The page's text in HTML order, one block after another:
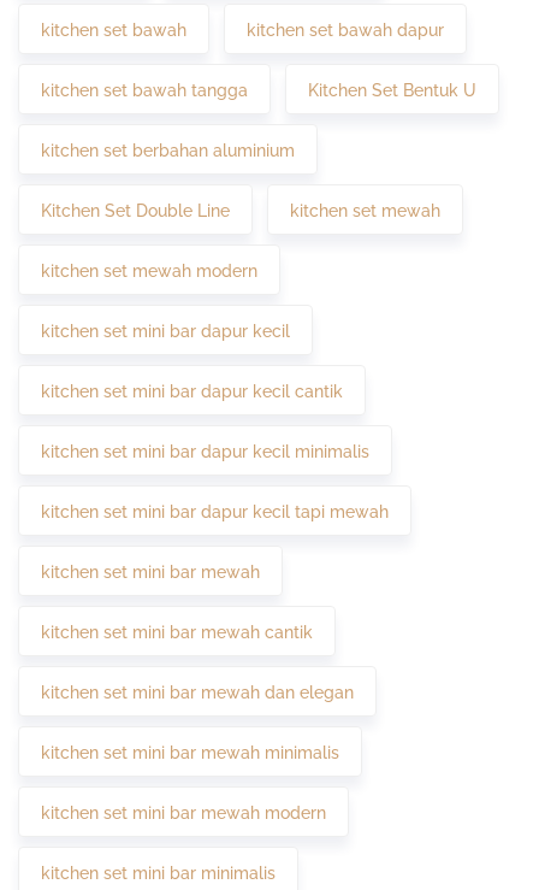
kitchen set bawah kitchen set bawah dapur
kitchen set bawah tangga Kitchen Set Bentuk U
kitchen set berbahan aluminium
Kitchen Set Double Line kitchen set mewah
kitchen set mewah modern
kitchen set mini bar dapur kecil
kitchen set mini bar dapur kecil cantik
kitchen set mini bar dapur kecil minimalis
kitchen set mini bar dapur kecil tapi mewah
kitchen set mini bar mewah
kitchen set mini bar mewah cantik
kitchen set mini bar mewah dan elegan
kitchen set mini bar mewah minimalis
kitchen set mini bar mewah modern
kitchen set mini bar minimalis